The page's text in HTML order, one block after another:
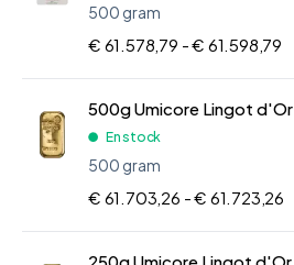
500 gram
€ 61.578,79 -€ 61.598,79
500g Umicore Lingot d'Or
En stock
500 gram
€ 61.703,26 -€ 61.723,26